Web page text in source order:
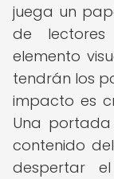
juega un
de
elemento
tendrán los
impacto es
Una
contenido
despertar